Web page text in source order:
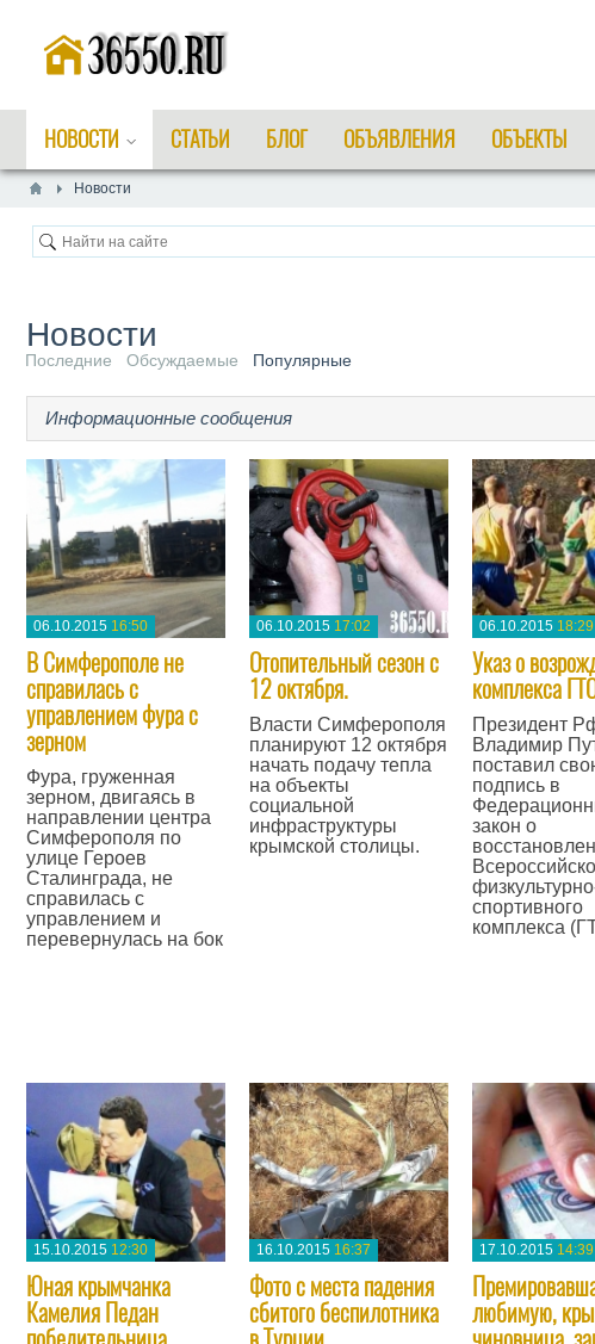
НОВОСТИ СТАТЬИ БЛОГ ОБЪЯВЛЕНИЯ ОБЪЕКТЫ
Новости
Новости
Последние Обсуждаемые Популярные
Информационные сообщения
06.10.2015 16:50
В Симферополе не
справилась с
управлением фура с
зерном
Фура, груженная
зерном, двигаясь в
направлении центра
Симферополя по
улице Героев
Сталинграда, не
справилась с
управлением и
перевернулась на бок
06.10.2015 17:02
Отопительный сезон с
12 октября.
Власти Симферополя
планируют 12 октября
начать подачу тепла
на объекты
социальной
инфраструктуры
крымской столицы.
06.10.2015 18:29
Указ о
комплекса
Президент
Владимир
поставил
подпись в
закон о
спортивного
комплекса
15.10.2015 12:30
Юная крымчанка
Камелия Педан
16.10.2015 16:37
Фото с места падения
сбитого беспилотника
17.10.2015 14:39
любимую,